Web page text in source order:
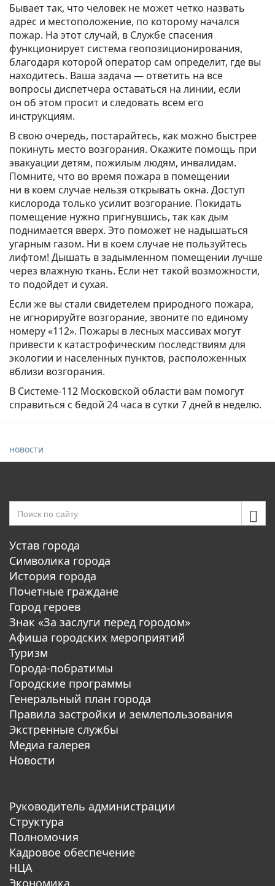
Бывает так, что человек не может четко назвать
адрес и местоположение, по которому начался
пожар. На этот случай, в Службе спасения
функционирует система геопозиционирования,
благодаря которой оператор сам определит, где вы
находитесь. Ваша задача — ответить на все
вопросы диспетчера оставаться на линии, если
он об этом просит и следовать всем его
инструкциям.
В свою очередь, постарайтесь, как можно быстрее
покинуть место возгорания. Окажите помощь при
эвакуации детям, пожилым людям, инвалидам.
Помните, что во время пожара в помещении
ни в коем случае нельзя открывать окна. Доступ
кислорода только усилит возгорание. Покидать
помещение нужно пригнувшись, так как дым
поднимается вверх. Это поможет не надышаться
угарным газом. Ни в коем случае не пользуйтесь
лифтом! Дышать в задымленном помещении лучше
через влажную ткань. Если нет такой возможности,
то подойдет и сухая.
Если же вы стали свидетелем природного пожара,
не игнорируйте возгорание, звоните по единому
номеру «112». Пожары в лесных массивах могут
привести к катастрофическим последствиям для
экологии и населенных пунктов, расположенных
вблизи возгорания.
В Системе-112 Московской области вам помогут
справиться с бедой 24 часа в сутки 7 дней в неделю.
новости
Устав города
Символика города
История города
Почетные граждане
Город героев
Знак «За заслуги перед городом»
Афиша городских мероприятий
Туризм
Города-побратимы
Городские программы
Генеральный план города
Правила застройки и землепользования
Экстренные службы
Медиа галерея
Новости
Руководитель администрации
Структура
Полномочия
Кадровое обеспечение
НЦА
Экономика